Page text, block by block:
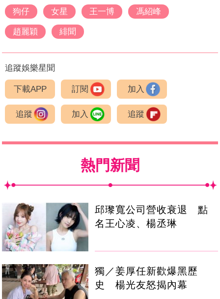
狗仔
女星 王一博 馮紹峰
趙麗穎 緋聞
追蹤娛樂星聞
下載APP 訂閱 加入
追蹤 加入 追蹤
熱門新聞
邱瓈寬公司營收衰退 點
名王心凌、楊丞琳
獨／姜厚任新歡爆黑歷
史 楊光友怒揭內幕